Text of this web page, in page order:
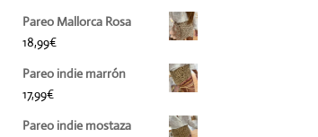
Pareo Mallorca Rosa
18,99€
Pareo indie marrón
17,99€
Pareo indie mostaza